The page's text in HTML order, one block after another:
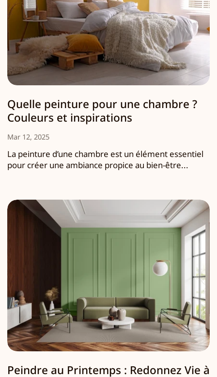
Quelle peinture pour une chambre ?
Couleurs et inspirations
Mar 12, 2025
La peinture d’une chambre est un élément essentiel
pour créer une ambiance propice au bien-être...
Peindre au Printemps : Redonnez Vie à